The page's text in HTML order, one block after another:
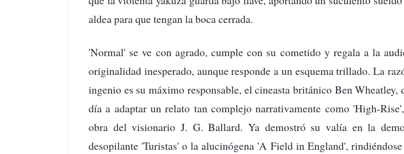
aldea para que tengan la boca cerrada.
'Normal' se ve con agrado, cumple con su cometido y regala a la
originalidad inesperado, aunque responde a un esquema trillado. La
ingenio es su máximo responsable, el cineasta británico Ben Wheatley,
día a adaptar un relato tan complejo narrativamente como 'High-
obra del visionario J. G. Ballard. Ya demostró su valía en la
desopilante 'Turistas' o la alucinógena 'A Field in England',